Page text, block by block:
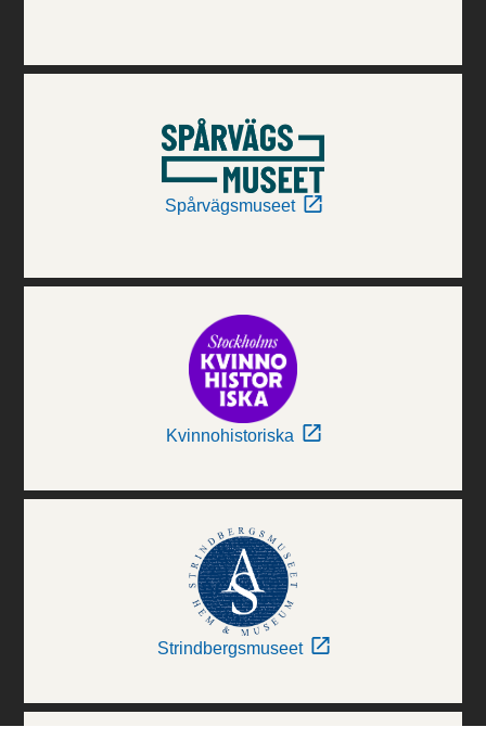
Spårvägsmuseet
Kvinnohistoriska
Strindbergsmuseet